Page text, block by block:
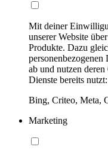
Mit deiner
unserer Website
Produkte. Dazu
ab und nutzen
Dienste bereits nutzt:
Bing, Criteo, Meta,
Marketing